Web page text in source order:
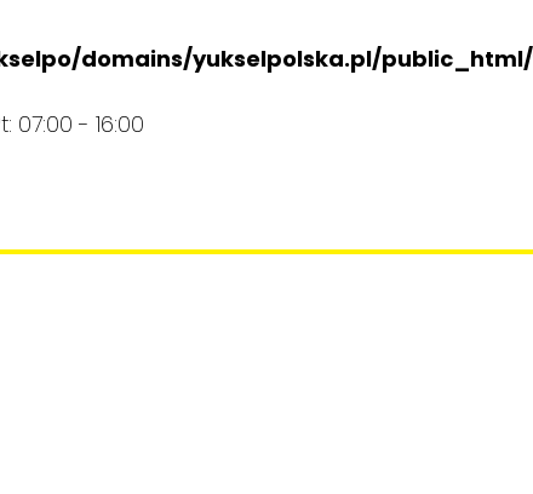
domains/yukselpolska.pl/
07:00 - 16:00